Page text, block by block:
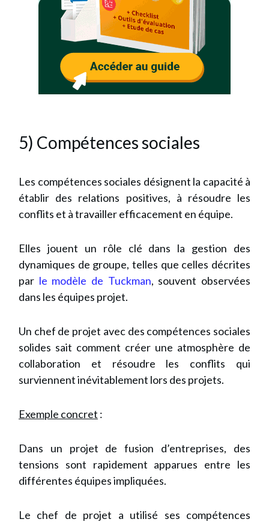
5) Compétences sociales
Les compétences sociales désignent la capacité à
établir des relations positives, à résoudre les
conflits et à travailler efficacement en équipe.
Elles jouent un rôle clé dans la gestion des
dynamiques de groupe, telles que celles décrites
par le modèle de Tuckman, souvent observées
dans les équipes projet.
Un chef de projet avec des compétences sociales
solides sait comment créer une atmosphère de
collaboration et résoudre les conflits qui
surviennent inévitablement lors des projets.
Exemple concret :
Dans un projet de fusion d’entreprises, des
tensions sont rapidement apparues entre les
différentes équipes impliquées.
Le chef de projet a utilisé ses compétences